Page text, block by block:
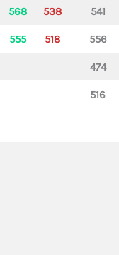
568 538 541
555 518 556
474
516